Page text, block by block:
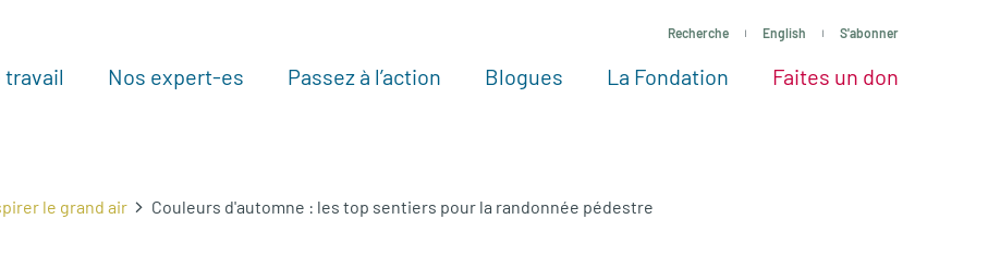
Recherche English S'abonner
Voir tous les projets
Nos expert-es Nos Experts
Passez à l’action Passez à l’action
Blogues La FondationLa Fondation
Faites un don
Autres façons de faire un don
le grand air Couleurs d'automne : les top sentiers pour la randonnée pédestre